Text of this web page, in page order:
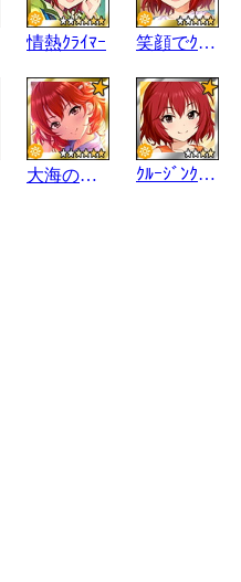
情熱ｸﾗｲﾏｰ 笑顔でｸﾗｲﾏｰ
大海の緋石 ｸﾙｰｼﾞﾝｸﾞﾘﾎﾟｰﾄ